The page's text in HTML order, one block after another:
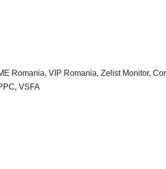
Romania, VIP Romania, Zelist Monitor,
VSFA